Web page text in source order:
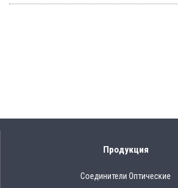
Продукция
Соединители Оптические